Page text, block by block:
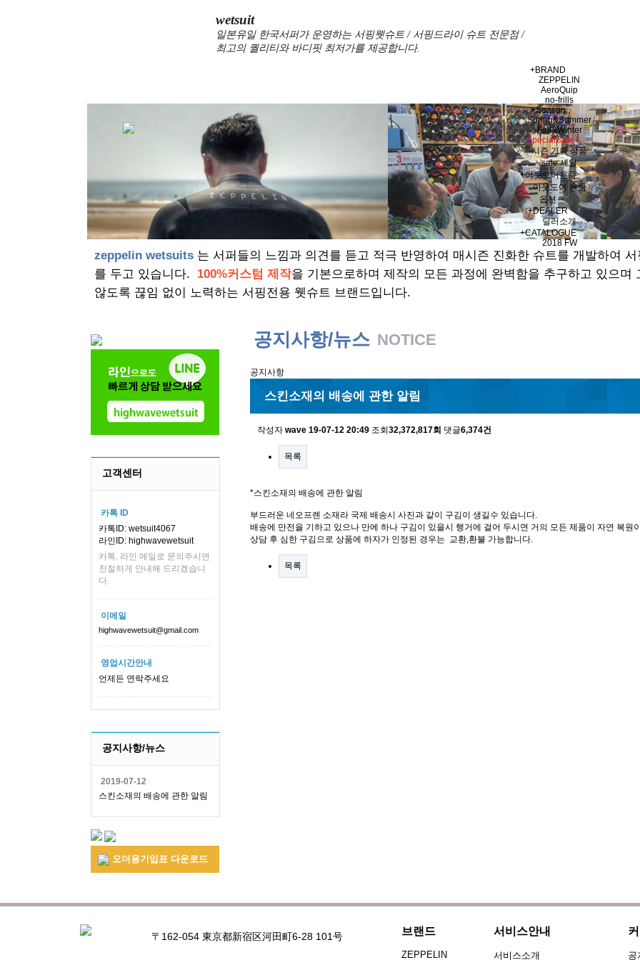
wetsuit
일본유일 한국서퍼가 운영하는 서핑웻슈트 / 서핑드라이 슈트 전문점 /
최고의 퀄리티와 바디핏 최저가를 제공합니다.
+BRAND
ZEPPELIN
AeroQuip
no-frills
+Season
Spring&Summer
Fall&Winter
+Special sale
시즌 기획 상품
sale 세일
+아웃도어용품
아웃도어 용품
옵션
+DEALER
딜러소개
+CATALOGUE
2018 FW
zeppelin wetsuits 는 서퍼들의 느낌과 의견를 듣고 적극 반영하여 매시즌 진화한 슈트를 개발하여
를 두고 있습니다. 100%커스텀 제작을 기본으로하며 제작의 모든 과정에 완벽함을 추구하고 있으며
않도록 끊임 없이 노력하는 서핑전용 웻슈트 브랜드입니다.
고객센터
카톡 ID
카톡ID: wetsuit4067
라인ID: highwavewetsuit
카톡, 라인 메일로 문의주시면
친절하게 안내해 드리겠습니
다.
이메일
highwavewetsuit@gmail.com
영업시간안내
언제든 연락주세요
공지사항/뉴스
2019-07-12
스킨소재의 배송에 관한 알림
오더용기입표 다운로드
공지사항/뉴스 NOTICE
공지사항
스킨소재의 배송에 관한 알림
작성자 wave 19-07-12 20:49 조회 32,372,817회 댓글6,374건
목록
*스킨소재의 배송에 관한 알림
부드러운 네오프렌 소재라 국제 배송시 사진과 같이 구김이 생길수 있습니다.
배송에 만전을 기하고 있으나 만에 하나 구김이 있을시 행거에 걸어 두시면 거의 모든 제품이 자연 복원
상담 후 심한 구김으로 상품에 하자가 인정된 경우는 교환,환불 가능합니다.
목록
〒162-054 東京都新宿区河田町6-28 101号 브랜드
ZEPPELIN
서비스안내
서비스소개 공